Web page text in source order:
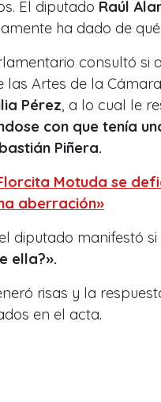
El diputado Raúl
ha dado de
consultó si
las Artes de la
Pérez, a lo cual le
con que tenía
Piñera.
Motuda se
aberración»
diputado manifestó si
ella?».
risas y la
en el acta.